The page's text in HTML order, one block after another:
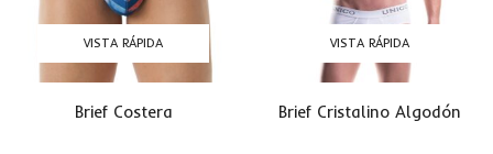
VISTA RÁPIDA
Brief Costera
VISTA RÁPIDA
Brief Cristalino Algodón